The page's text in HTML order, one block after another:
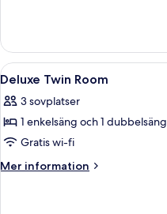
Ondol
Room
Öppna
alla
foton
för
Deluxe
Twin
8
Deluxe Twin Room
3 sovplatser
1 enkelsäng och 1 dubbelsäng
Gratis wi-fi
Mer information
Mer